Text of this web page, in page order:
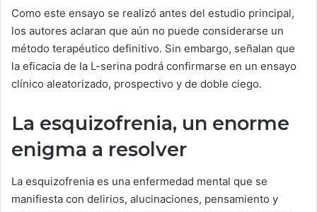
Como este ensayo se realizó antes del estudio principal,
los autores aclaran que aún no puede considerarse un
método terapéutico definitivo. Sin embargo, señalan que
la eficacia de la L-serina podrá confirmarse en un ensayo
clínico aleatorizado, prospectivo y de doble ciego.
La esquizofrenia, un enorme
enigma a resolver
La esquizofrenia es una enfermedad mental que se
manifiesta con delirios, alucinaciones, pensamiento y